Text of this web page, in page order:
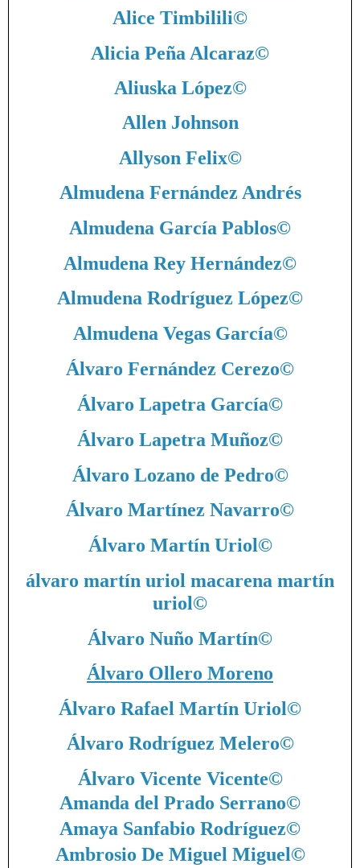
Alice Timbilili©
Alicia Peña Alcaraz©
Aliuska López©
Allen Johnson
Allyson Felix©
Almudena Fernández Andrés
Almudena García Pablos©
Almudena Rey Hernández©
Almudena Rodríguez López©
Almudena Vegas García©
Álvaro Fernández Cerezo©
Álvaro Lapetra García©
Álvaro Lapetra Muñoz©
Álvaro Lozano de Pedro©
Álvaro Martínez Navarro©
Álvaro Martín Uriol©
álvaro martín uriol macarena martín
uriol©
Álvaro Nuño Martín©
Álvaro Ollero Moreno
Álvaro Rafael Martín Uriol©
Álvaro Rodríguez Melero©
Álvaro Vicente Vicente©
Amanda del Prado Serrano©
Amaya Sanfabio Rodríguez©
Ambrosio De Miguel Miguel©